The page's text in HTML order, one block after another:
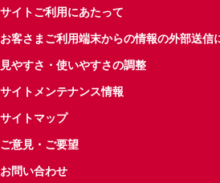
サイトご利用にあたって
お客さまご利用端末からの情報の外部送信
見やすさ・使いやすさの調整
サイトメンテナンス情報
サイトマップ
ご意見・ご要望
お問い合わせ